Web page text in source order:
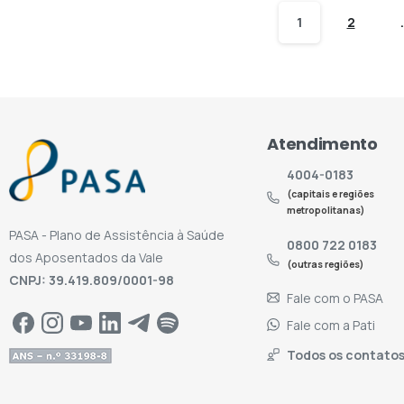
1 2
PASA - Plano de Assistência à Saúde
dos Aposentados da Vale
CNPJ: 39.419.809/0001-98
Atendimento
4004-0183
(capitais e regiões
metropolitanas)
0800 722 0183
(outras regiões)
Fale com o PASA
Fale com a Pati
Todos os contatos